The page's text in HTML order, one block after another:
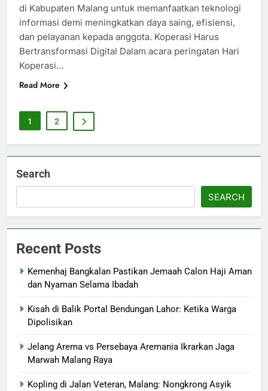
di Kabupaten Malang untuk memanfaatkan teknologi
informasi demi meningkatkan daya saing, efisiensi,
dan pelayanan kepada anggota. Koperasi Harus
Bertransformasi Digital Dalam acara peringatan Hari
Koperasi…
Read More
1 2
Search
SEARCH
Recent Posts
Kemenhaj Bangkalan Pastikan Jemaah Calon Haji Aman
dan Nyaman Selama Ibadah
Kisah di Balik Portal Bendungan Lahor: Ketika Warga
Dipolisikan
Jelang Arema vs Persebaya Aremania Ikrarkan Jaga
Marwah Malang Raya
Kopling di Jalan Veteran, Malang: Nongkrong Asyik